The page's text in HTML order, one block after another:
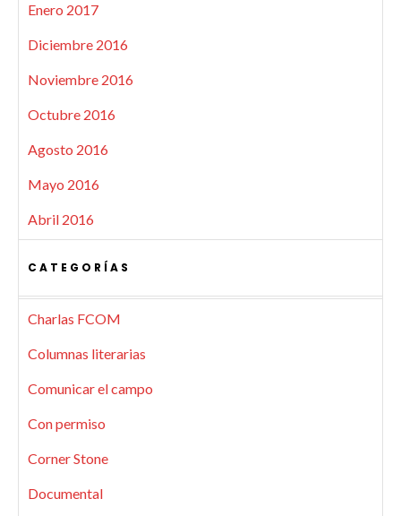
Enero 2017
Diciembre 2016
Noviembre 2016
Octubre 2016
Agosto 2016
Mayo 2016
Abril 2016
CATEGORÍAS
Charlas FCOM
Columnas literarias
Comunicar el campo
Con permiso
Corner Stone
Documental